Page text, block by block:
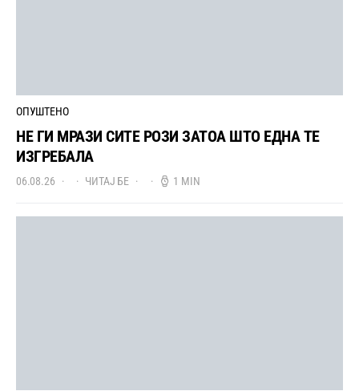
ОПУШТЕНО
НЕ ГИ МРАЗИ СИТЕ РОЗИ ЗАТОА ШТО ЕДНА ТЕ
ИЗГРЕБАЛА
06.08.26 ЧИТАЈ БЕ 1 MIN